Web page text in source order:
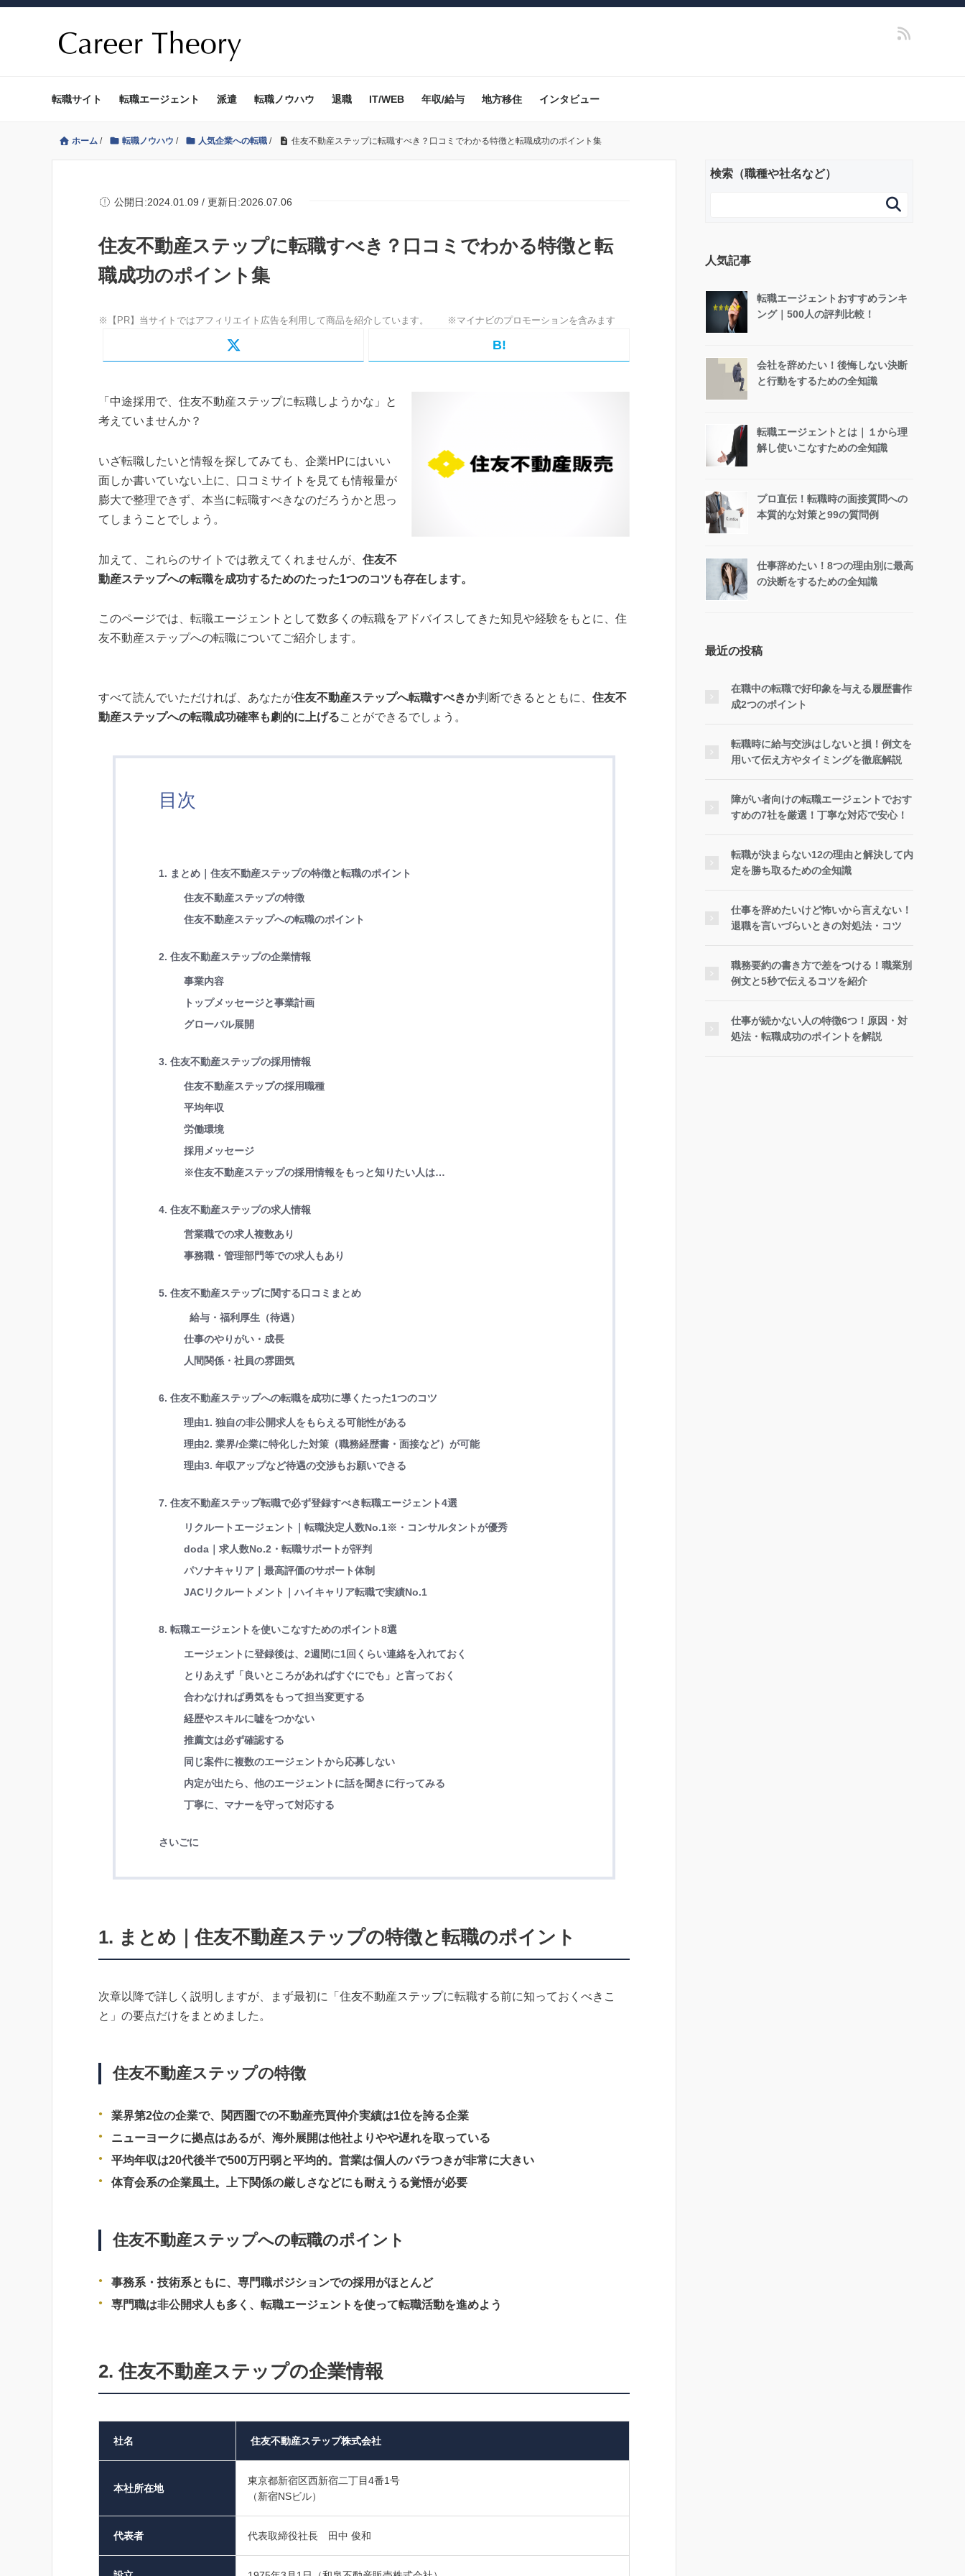
転職サイト 転職エージェント 派遣 転職ノウハウ 退職 IT/WEB 年収/給与 地方移住 インタビュー
ホーム / 転職ノウハウ / 人気企業への転職 / 住友不動産ステップに転職すべき？口コミでわかる特徴と転職成功のポイント集
公開日:2024.01.09 / 更新日:2026.07.06
住友不動産ステップに転職すべき？口コミでわかる特徴と転
職成功のポイント集
B!
「中途採用で、住友不動産ステップに転職しようかな」と
考えていませんか？
いざ転職したいと情報を探してみても、企業HPにはいい
面しか書いていない上に、口コミサイトを見ても情報量が
膨大で整理できず、本当に転職すべきなのだろうかと思っ
てしまうことでしょう。
加えて、これらのサイトでは教えてくれませんが、 住友不
動産ステップへの転職を成功するためのたった1つのコツも存在します。
このページでは、転職エージェントとして数多くの転職をアドバイスしてきた知見や経験をもとに、住
友不動産ステップへの転職についてご紹介します。
すべて読んでいただければ、あなたが住友不動産ステップへ転職すべきか判断できるとともに、 住友不
動産ステップへの転職成功確率も劇的に上げることができるでしょう。
目次
1. まとめ｜住友不動産ステップの特徴と転職のポイント
住友不動産ステップの特徴
住友不動産ステップへの転職のポイント
2. 住友不動産ステップの企業情報
事業内容
トップメッセージと事業計画
グローバル展開
3. 住友不動産ステップの採用情報
住友不動産ステップの採用職種
平均年収
労働環境
採用メッセージ
※住友不動産ステップの採用情報をもっと知りたい人は…
4. 住友不動産ステップの求人情報
営業職での求人複数あり
事務職・管理部門等での求人もあり
5. 住友不動産ステップに関する口コミまとめ
給与・福利厚生（待遇）
仕事のやりがい・成長
人間関係・社員の雰囲気
6. 住友不動産ステップへの転職を成功に導くたった1つのコツ
理由1. 独自の非公開求人をもらえる可能性がある
理由2. 業界/企業に特化した対策（職務経歴書・面接など）が可能
理由3. 年収アップなど待遇の交渉もお願いできる
7. 住友不動産ステップ転職で必ず登録すべき転職エージェント4選
リクルートエージェント｜転職決定人数No.1※・コンサルタントが優秀
doda｜求人数No.2・転職サポートが評判
パソナキャリア｜最高評価のサポート体制
JACリクルートメント｜ハイキャリア転職で実績No.1
8. 転職エージェントを使いこなすためのポイント8選
エージェントに登録後は、2週間に1回くらい連絡を入れておく
とりあえず「良いところがあればすぐにでも」と言っておく
合わなければ勇気をもって担当変更する
経歴やスキルに嘘をつかない
推薦文は必ず確認する
同じ案件に複数のエージェントから応募しない
内定が出たら、他のエージェントに話を聞きに行ってみる
丁寧に、マナーを守って対応する
さいごに
1. まとめ｜住友不動産ステップの特徴と転職のポイント
次章以降で詳しく説明しますが、まず最初に「住友不動産ステップに転職する前に知っておくべきこ
と」の要点だけをまとめました。
住友不動産ステップの特徴
業界第2位の企業で、関西圏での不動産売買仲介実績は1位を誇る企業
ニューヨークに拠点はあるが、海外展開は他社よりやや遅れを取っている
平均年収は20代後半で500万円弱と平均的。営業は個人のバラつきが非常に大きい
体育会系の企業風土。上下関係の厳しさなどにも耐えうる覚悟が必要
住友不動産ステップへの転職のポイント
事務系・技術系ともに、専門職ポジションでの採用がほとんど
専門職は非公開求人も多く、転職エージェントを使って転職活動を進めよう
2. 住友不動産ステップの企業情報
社名 住友不動産ステップ株式会社
本社所在地
東京都新宿区西新宿二丁目4番1号
（新宿NSビル）
代表者 代表取締役社長 田中 俊和
検索（職種や社名など）

人気記事
転職エージェントおすすめランキ
ング｜500人の評判比較！
会社を辞めたい！後悔しない決断
と行動をするための全知識
転職エージェントとは｜１から理
解し使いこなすための全知識
プロ直伝！転職時の面接質問への
本質的な対策と99の質問例
仕事辞めたい！8つの理由別に最高
の決断をするための全知識
最近の投稿
在職中の転職で好印象を与える履歴書作
成2つのポイント
転職時に給与交渉はしないと損！例文を
用いて伝え方やタイミングを徹底解説
障がい者向けの転職エージェントでおす
すめの7社を厳選！丁寧な対応で安心！
転職が決まらない12の理由と解決して内
定を勝ち取るための全知識
仕事を辞めたいけど怖いから言えない！
退職を言いづらいときの対処法・コツ
職務要約の書き方で差をつける！職業別
例文と5秒で伝えるコツを紹介
仕事が続かない人の特徴6つ！原因・対
処法・転職成功のポイントを解説